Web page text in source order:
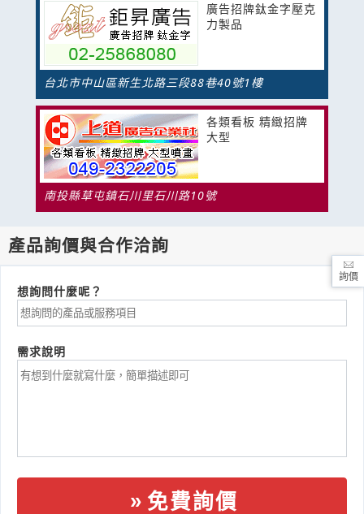
廣告招牌鈦金字壓克
力製品
台北市中山區新生北路三段88巷40號1樓
各類看板 精緻招牌
大型
南投縣草屯鎮石川里石川路10號
產品詢價與合作洽詢
想詢問什麼呢？
需求說明
免費詢價
詢價